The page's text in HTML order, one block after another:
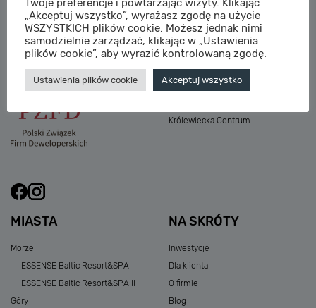
sprzedaz@sagaris.pl
Osada Nadolicka III
Dębowe Aleje III
Atria Nowe Żerniki
Szklarska Village
Osada Nadolicka I i II
Królewiecka Centrum
MIASTA
Morze
ESSENSE Baltic Resort&SPA
ESSENSE Baltic Resort&SPA II
Góry
NA SKRÓTY
Inwestycje
Dla klienta
O firmie
Blog
Twoje preferencje i powtarzając wizyty. Klikając
„Akceptuj wszystko”, wyrażasz zgodę na użycie
WSZYSTKICH plików cookie. Możesz jednak nimi
samodzielnie zarządzać, klikając w „Ustawienia
plików cookie”, aby wyrazić kontrolowaną zgodę.
Ustawienia plików cookie Akceptuj wszystko